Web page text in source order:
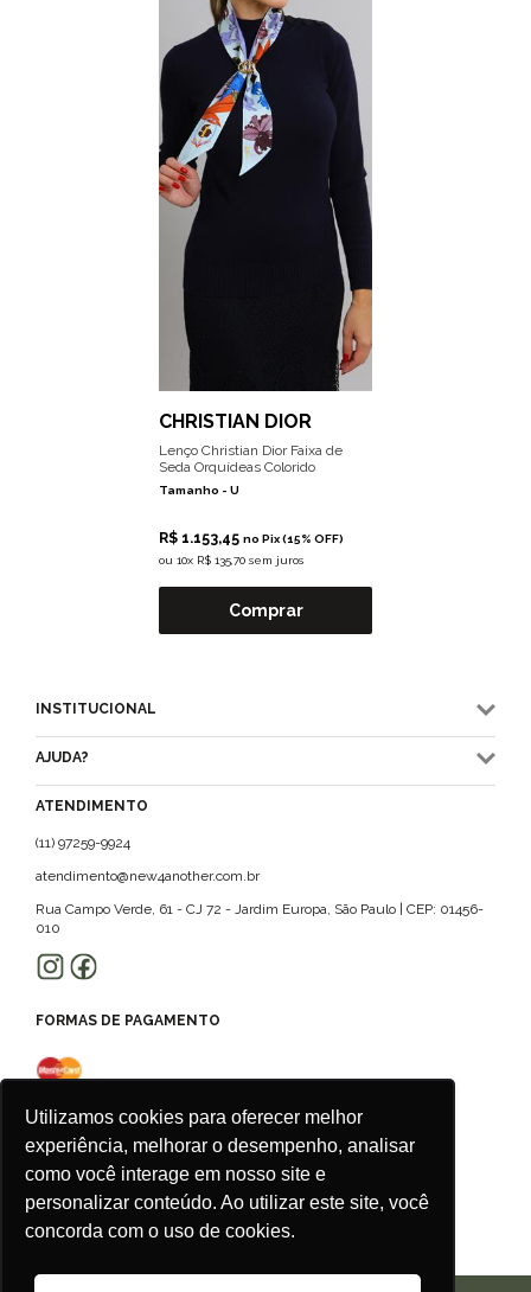
Utilizamos cookies para oferecer melhor
experiência, melhorar o desempenho, analisar
como você interage em nosso site e
personalizar conteúdo. Ao utilizar este site, você
concorda com o uso de cookies.
CHRISTIAN DIOR
Lenço Christian Dior Faixa de
Seda Orquídeas Colorido
Tamanho - U
R$ 1.153,45 no Pix (15% OFF)
ou 10x R$ 135,70 sem juros
Comprar
INSTITUCIONAL
AJUDA?
ATENDIMENTO
(11) 97259-9924
atendimento@new4another.com.br
Rua Campo Verde, 61 - CJ 72 - Jardim Europa, São Paulo | CEP: 01456-
010
FORMAS DE PAGAMENTO